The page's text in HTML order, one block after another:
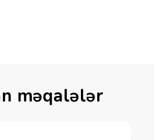
məqalələr